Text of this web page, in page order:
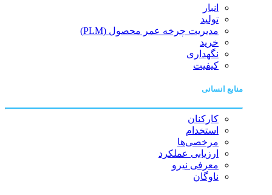
انبار
تولید
مدیریت چرخه عمر محصول (PLM)
خرید
نگهداری
کیفیت
منابع انسانی
کارکنان
استخدام
مرخصی‌ها
ارزیابی عملکرد
معرفی نیرو
ناوگان